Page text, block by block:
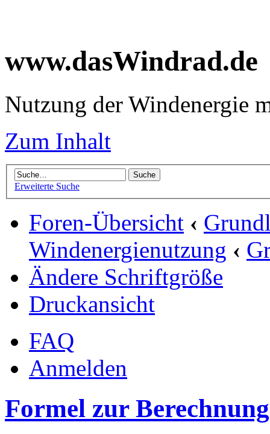
www.dasWindrad.de
Nutzung der Windenergie
Zum Inhalt
Erweiterte Suche
Foren-Übersicht ‹
Windenergienutzung ‹
Ändere Schriftgröße
Druckansicht
FAQ
Anmelden
Formel zur